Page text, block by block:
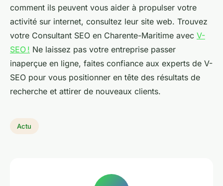
comment ils peuvent vous aider à propulser votre
activité sur internet, consultez leur site web. Trouvez
votre Consultant SEO en Charente-Maritime avec V-
SEO ! Ne laissez pas votre entreprise passer
inaperçue en ligne, faites confiance aux experts de V-
SEO pour vous positionner en tête des résultats de
recherche et attirer de nouveaux clients.
Actu